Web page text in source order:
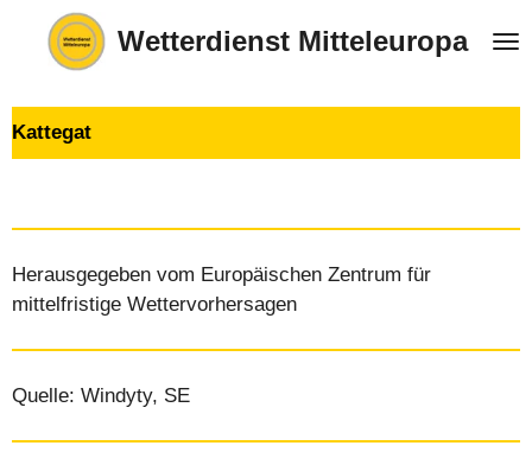
Zum
Hauptinhalt Wetterdienst Mitteleuropa
Kattegat
Herausgegeben vom Europäischen Zentrum für
mittelfristige Wettervorhersagen
Quelle: Windyty, SE